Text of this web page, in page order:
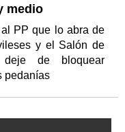
medio
PP que lo abra de
y el Salón de
de bloquear
pedanías